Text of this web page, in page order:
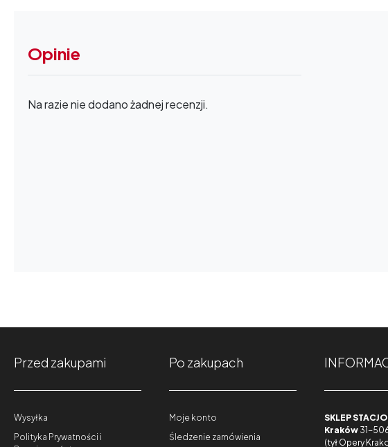
Opinie
Na razie nie dodano żadnej recenzji.
Przed zakupami
Wysyłka
Polityka Prywatności i
Po zakupach
Moje konto
Śledzenie zamówienia
SKLEP
Kraków 31-
(tył Opery